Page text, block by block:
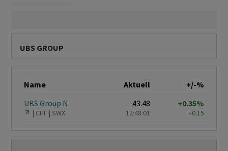
UBS GROUP
Name Aktuell
+/-%
UBS Group N
CHF SWX
43.48
12:48:01
+0.35%
+0.15